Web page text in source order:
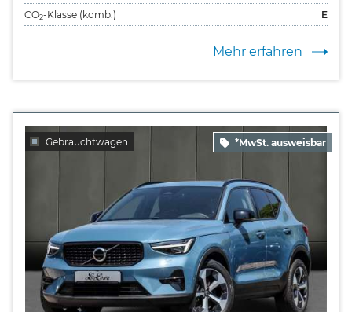
CO2-Klasse (komb.) E
Mehr erfahren
Gebrauchtwagen *MwSt. ausweisbar